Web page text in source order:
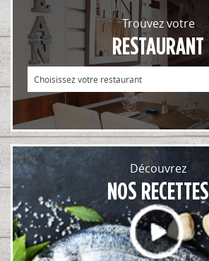
Nos Evénements
LA CRIÉE ET VOUS
Astuces Recettes
ENCYCLOPÉDIE DE LA MER
Trouvez votre
RESTAURANT
Découvrez
NOS RECETTES